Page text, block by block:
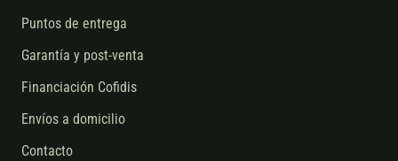
Puntos de entrega
Garantía y post-venta
Financiación Cofidis
Envíos a domicilio
Contacto